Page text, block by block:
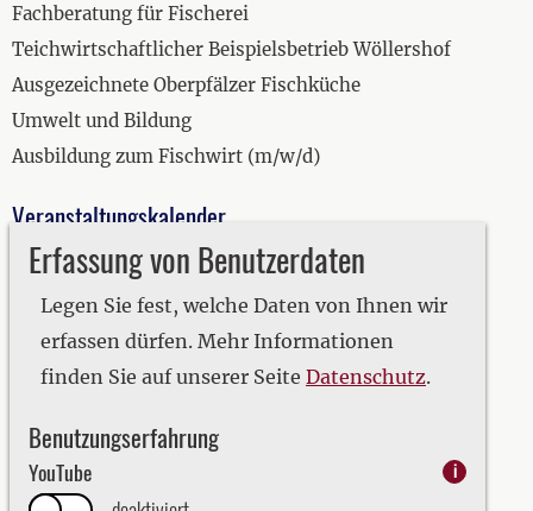
Erfassung von Benutzerdaten
Legen Sie fest, welche Daten von Ihnen wir
erfassen dürfen. Mehr Informationen
finden Sie auf unserer Seite Datenschutz.
Benutzungserfahrung
YouTube i
Fachberatung für Fischerei
Teichwirtschaftlicher Beispielsbetrieb Wöllershof
Ausgezeichnete Oberpfälzer Fischküche
Umwelt und Bildung
Ausbildung zum Fischwirt (m/w/d)
Veranstaltungskalender
2019
2020
2021
2022
2024
2025